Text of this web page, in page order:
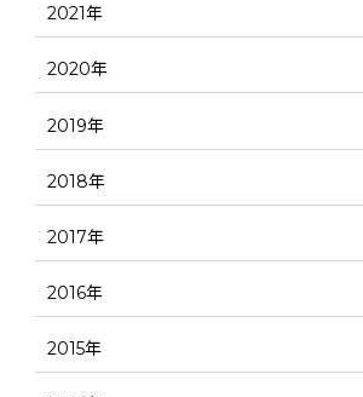
2021年
2020年
2019年
2018年
2017年
2016年
2015年